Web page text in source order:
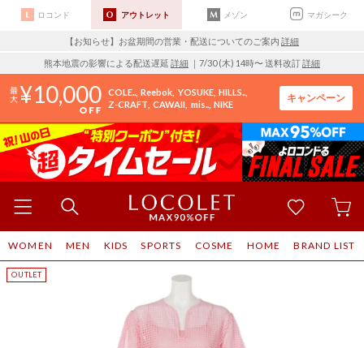
ロコンド アウトレット メゾン マガシーク
【お知らせ】お盆期間の営業・配送についてのご案内 詳細
熊本地震の影響による配送遅延 詳細 ｜7/30 (木) 14時〜 送料改訂詳細
10,000 COLE.. Reebok YOSUKE HILLS..
Z-CRAFT CAWAII mis.. NIKE
キャンペーン
WOMEN MEN KIDS SPORTS COSME HOME BRAND LIST